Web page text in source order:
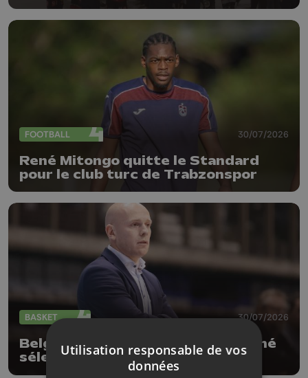
FOOTBALL 30/07/2026
René Mitongo quitte le Standard
pour le club turc de Trabzonspor
BASKET 30/07/2026
Belgian Lions : Lionel Bosco nommé
sélectionneur intérimaire
Utilisation responsable de vos
données